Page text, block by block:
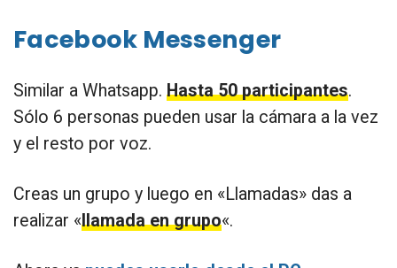
Facebook Messenger
Similar a Whatsapp. Hasta 50 participantes.
Sólo 6 personas pueden usar la cámara a la vez
y el resto por voz.
Creas un grupo y luego en «Llamadas» das a
realizar «llamada en grupo«.